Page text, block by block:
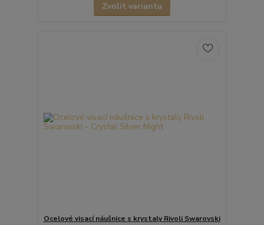
Zvolit variantu
Ocelové visací náušnice s krystaly Rivoli Swarovski